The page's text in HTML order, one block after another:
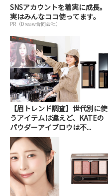
SNSアカウントを着実に成長。
実はみんなココ使ってます。
PR（Dreaw合同会社）
【眉トレンド調査】世代別に使
うアイテムは違えど、KATEの
パウダーアイブロウは不...